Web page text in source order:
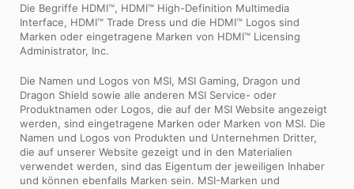
Die Begriffe HDMI™, HDMI™ High-Definition Multimedia
Interface, HDMI™ Trade Dress und die HDMI™ Logos sind
Marken oder eingetragene Marken von HDMI™ Licensing
Administrator, Inc.
Die Namen und Logos von MSI, MSI Gaming, Dragon und
Dragon Shield sowie alle anderen MSI Service- oder
Produktnamen oder Logos, die auf der MSI Website angezeigt
werden, sind eingetragene Marken oder Marken von MSI. Die
Namen und Logos von Produkten und Unternehmen Dritter,
die auf unserer Website gezeigt und in den Materialien
verwendet werden, sind das Eigentum der jeweiligen Inhaber
und können ebenfalls Marken sein. MSI-Marken und